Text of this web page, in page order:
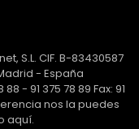
S.L. CIF. B-83430587
- España
- 91 375 78 89 Fax: 91
nos la puedes
aquí.